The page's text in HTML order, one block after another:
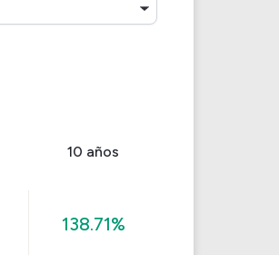
10 años
138.71%